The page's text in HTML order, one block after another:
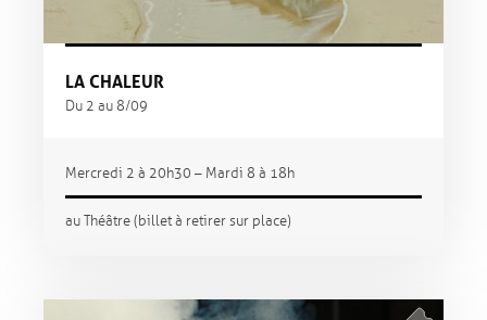
LA CHALEUR
Du 2 au 8/09
Mercredi 2 à 20h30 – Mardi 8 à 18h
au Théâtre (billet à retirer sur place)